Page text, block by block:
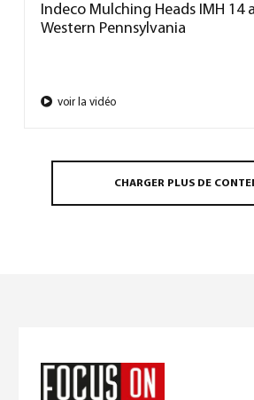
Indeco Mulching Heads IMH 14
Western Pennsylvania
voir la vidéo
CHARGER PLUS DE